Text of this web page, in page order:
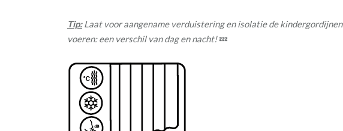
Tip:Laat voor aangename verduistering en isolatie de kindergordijnen
voeren: een verschil van dag en nacht!💤